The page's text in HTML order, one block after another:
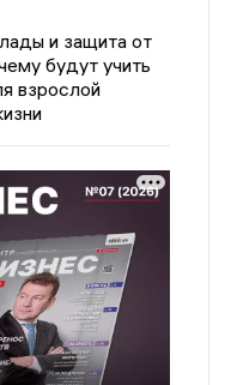
и защита от
будут учить
взрослой